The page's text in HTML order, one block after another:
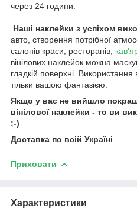
через 24 години.
Наші наклейки з успіхом
авто, створення потрібної
салонів краси, ресторанів,
вінілових наклейок можна
гладкій поверхні.
тільки вашою фантазією.
Якщо у вас не вийшло
вінілової наклейки - то ви
;-)
Доставка по всій Україні
Приховати
Характеристики